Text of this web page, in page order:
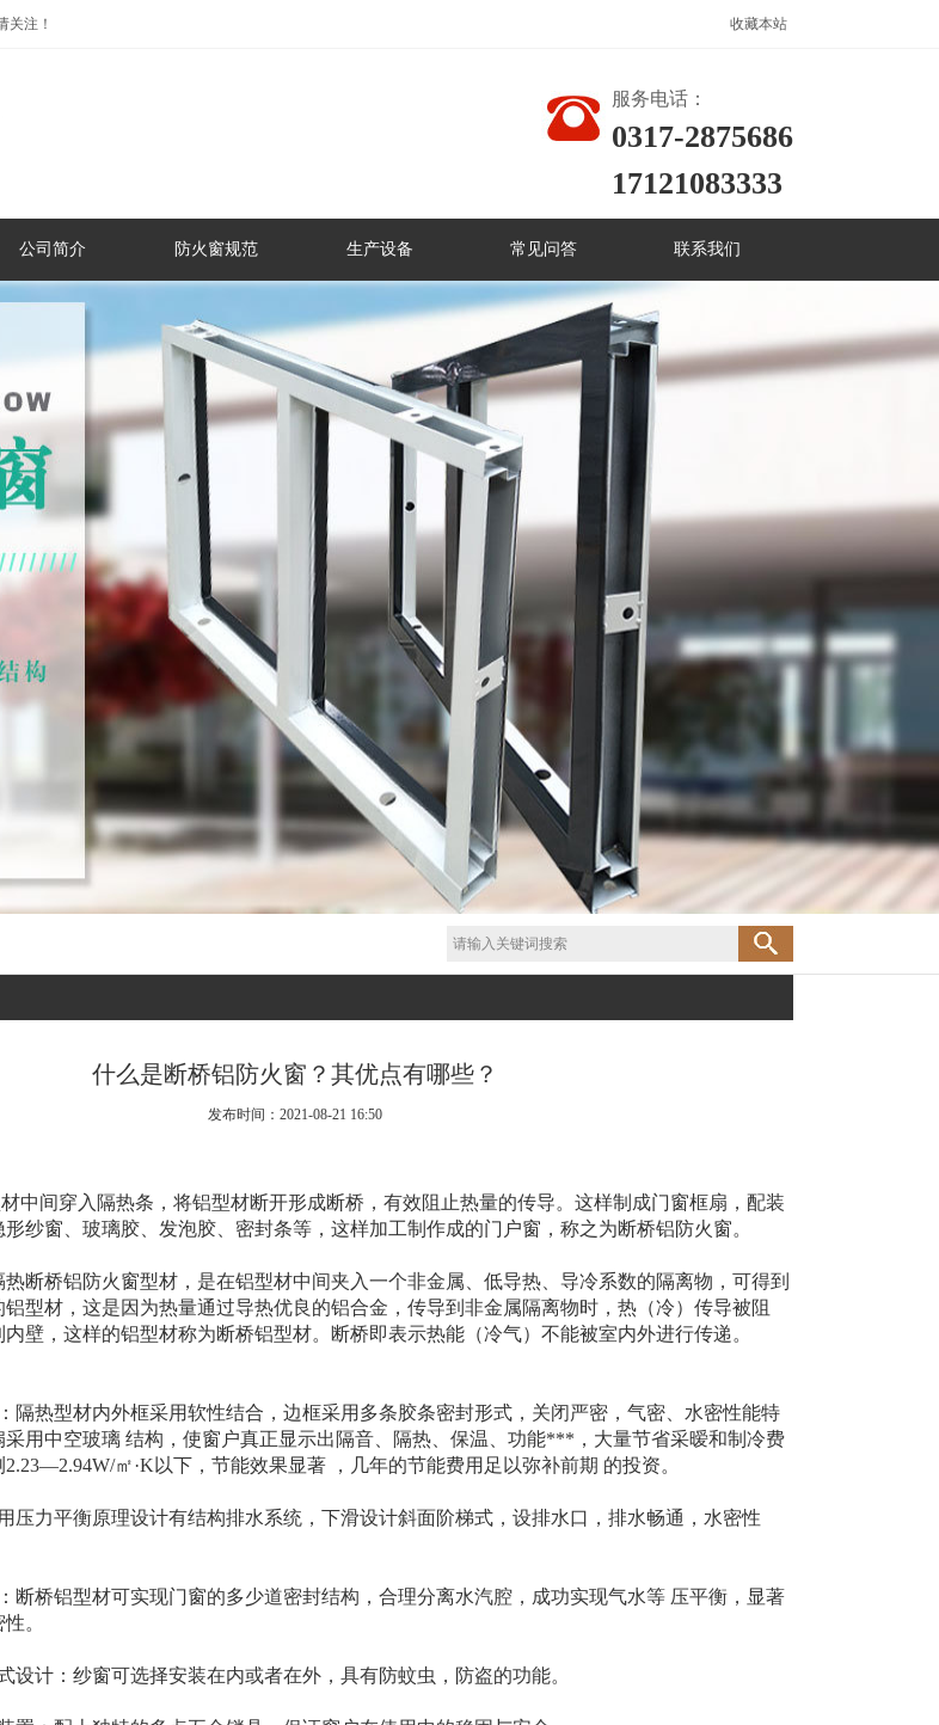
关注！ 收藏本站
服务电话：
0317-2875686
17121083333
公司简介 防火窗规范 生产设备 常见问答 联系我们
什么是断桥铝防火窗？其优点有哪些？
发布时间：2021-08-21 16:50
中间穿入隔热条，将铝型材断开形成断桥，有效阻止热量的传导。这样制成门窗框扇，配装
形纱窗、玻璃胶、发泡胶、密封条等，这样加工制作成的门户窗，称之为断桥铝防火窗。
断桥铝防火窗型材，是在铝型材中间夹入一个非金属、低导热、导冷系数的隔离物，可得到
型材，这是因为热量通过导热优良的铝合金，传导到非金属隔离物时，热（冷）传导被阻
壁，这样的铝型材称为断桥铝型材。断桥即表示热能（冷气）不能被室内外进行传递。
隔热型材内外框采用软性结合，边框采用多条胶条密封形式，关闭严密，气密、水密性能特
用中空玻璃 结构，使窗户真正显示出隔音、隔热、保温、功能***，大量节省采暧和制冷费
㎡·K以下，节能效果显著 ，几年的节能费用足以弥补前期 的投资。
压力平衡原理设计有结构排水系统，下滑设计斜面阶梯式，设排水口，排水畅通，水密性
断桥铝型材可实现门窗的多少道密封结构，合理分离水汽腔，成功实现气水等 压平衡，显著
。
设计：纱窗可选择安装在内或者在外，具有防蚊虫，防盗的功能。